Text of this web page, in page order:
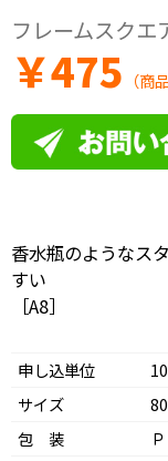
フレームスクエ
￥475 （商
香水瓶のようなス
すい
［A8］
申し込単位
サイズ
包 装